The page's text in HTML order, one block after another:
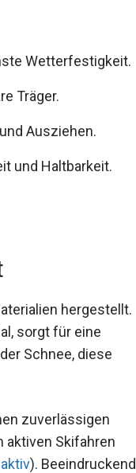
Wetterfestigkeit.
Träger.
Ausziehen.
und Haltbarkeit.
hergestellt.
sorgt für eine
Schnee, diese
zuverlässigen
aktiven Skifahren
). Beeindruckend